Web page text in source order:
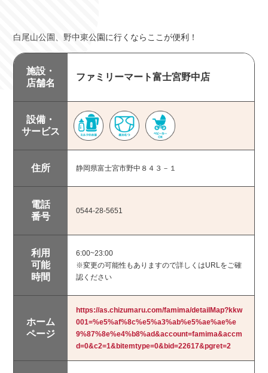
おむつ交換
台
プ
グボード
朝霧高原・北部エリア
市内南部
白尾山公園、野中東公園に行くならここが便利！
施設・
店舗名
ファミリーマート富士宮野中店
設備・
サービス
住所 静岡県富士宮市野中８４３－１
電話
番号
0544-28-5651
利用
可能
時間
6:00~23:00
※変更の可能性もありますので詳しくはURLをご確
認ください
ホーム
ページ
https://as.chizumaru.com/famima/detailMap?kkw
001=%e5%af%8c%e5%a3%ab%e5%ae%ae%e
9%87%8e%e4%b8%ad&account=famima&accm
d=0&c2=1&bitemtype=0&bid=22617&pgret=2